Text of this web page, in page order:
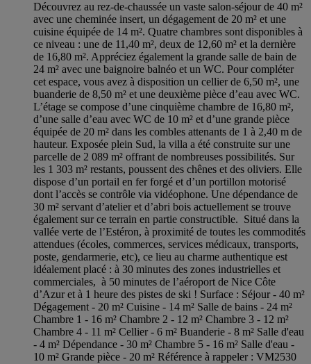
Découvrez au rez-de-chaussée un vaste salon-séjour de 40 m²
avec une cheminée insert, un dégagement de 20 m² et une
cuisine équipée de 14 m². Quatre chambres sont disponibles à
ce niveau : une de 11,40 m², deux de 12,60 m² et la dernière
de 16,80 m². Appréciez également la grande salle de bain de
24 m² avec une baignoire balnéo et un WC. Pour compléter
cet espace, vous avez à disposition un cellier de 6,50 m², une
buanderie de 8,50 m² et une deuxième pièce d’eau avec WC.
L’étage se compose d’une cinquième chambre de 16,80 m²,
d’une salle d’eau avec WC de 10 m² et d’une grande pièce
équipée de 20 m² dans les combles attenants de 1 à 2,40 m de
hauteur. Exposée plein Sud, la villa a été construite sur une
parcelle de 2 089 m² offrant de nombreuses possibilités. Sur
les 1 303 m² restants, poussent des chênes et des oliviers. Elle
dispose d’un portail en fer forgé et d’un portillon motorisé
dont l’accès se contrôle via vidéophone. Une dépendance de
30 m² servant d’atelier et d’abri bois actuellement se trouve
également sur ce terrain en partie constructible. Situé dans la
vallée verte de l’Estéron, à proximité de toutes les commodités
attendues (écoles, commerces, services médicaux, transports,
poste, gendarmerie, etc), ce lieu au charme authentique est
idéalement placé : à 30 minutes des zones industrielles et
commerciales, à 50 minutes de l’aéroport de Nice Côte
d’Azur et à 1 heure des pistes de ski ! Surface : Séjour - 40 m²
Dégagement - 20 m² Cuisine - 14 m² Salle de bains - 24 m²
Chambre 1 - 16 m² Chambre 2 - 12 m² Chambre 3 - 12 m²
Chambre 4 - 11 m² Cellier - 6 m² Buanderie - 8 m² Salle d'eau
- 4 m² Dépendance - 30 m² Chambre 5 - 16 m² Salle d'eau -
10 m² Grande pièce - 20 m² Référence à rappeler : VM2530